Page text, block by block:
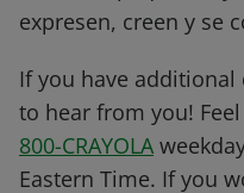
expresen, creen y se
If you have
to hear from you!
800-CRAYOLA
Eastern Time. If you